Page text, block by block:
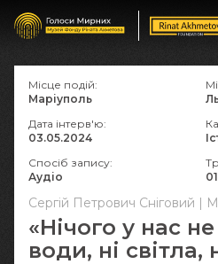
Сергій Петрович Сніговий |
«Нічого у нас
води, ні світла,
Місце подій:
Маріуполь
Дата інтерв'ю:
03.05.2024
Спосіб запису:
Аудіо